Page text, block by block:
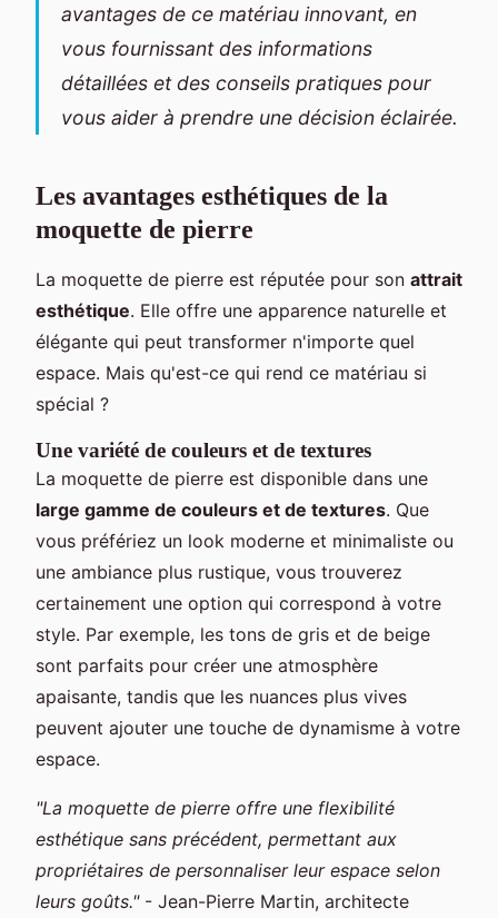
avantages de ce matériau innovant, en
vous fournissant des informations
détaillées et des conseils pratiques pour
vous aider à prendre une décision éclairée.
Les avantages esthétiques de la
moquette de pierre
La moquette de pierre est réputée pour son attrait
esthétique. Elle offre une apparence naturelle et
élégante qui peut transformer n'importe quel
espace. Mais qu'est-ce qui rend ce matériau si
spécial ?
Une variété de couleurs et de textures
La moquette de pierre est disponible dans une
large gamme de couleurs et de textures. Que
vous préfériez un look moderne et minimaliste ou
une ambiance plus rustique, vous trouverez
certainement une option qui correspond à votre
style. Par exemple, les tons de gris et de beige
sont parfaits pour créer une atmosphère
apaisante, tandis que les nuances plus vives
peuvent ajouter une touche de dynamisme à votre
espace.
"La moquette de pierre offre une flexibilité
esthétique sans précédent, permettant aux
propriétaires de personnaliser leur espace selon
leurs goûts."- Jean-Pierre Martin, architecte